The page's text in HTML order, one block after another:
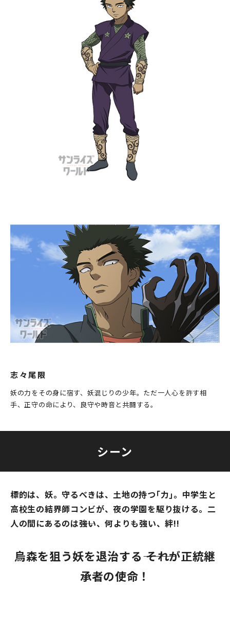
志々尾限
妖の力をその身に宿す、妖混じりの少年。ただ一人心を許す相
手、正守の命により、良守や時音と共闘する。
シーン
標的は、妖。守るべきは、土地の持つ｢力｣。中学生と
高校生の結界師コンビが、夜の学園を駆り抜ける。二
人の間にあるのは――強い、何よりも強い、絆!!
烏森を狙う妖を退治する――― それが正統継
承者の使命！